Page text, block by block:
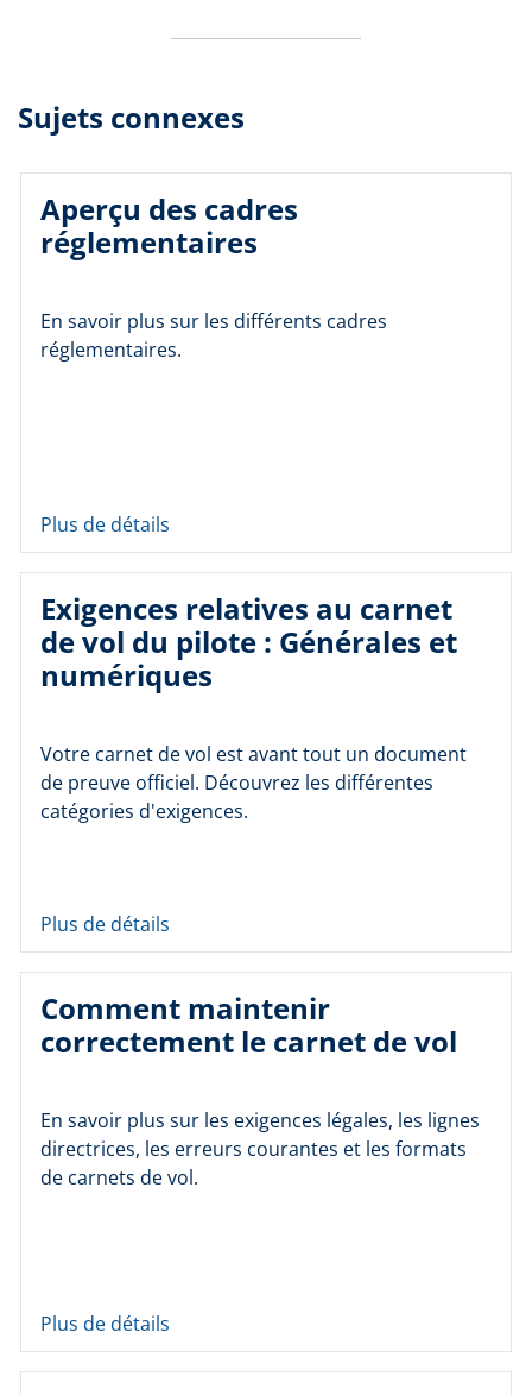
Sujets connexes
Aperçu des cadres
réglementaires
En savoir plus sur les différents cadres
réglementaires.
Plus de détails
Exigences relatives au carnet
de vol du pilote : Générales et
numériques
Votre carnet de vol est avant tout un document
de preuve officiel. Découvrez les différentes
catégories d'exigences.
Plus de détails
Comment maintenir
correctement le carnet de vol
En savoir plus sur les exigences légales, les lignes
directrices, les erreurs courantes et les formats
de carnets de vol.
Plus de détails